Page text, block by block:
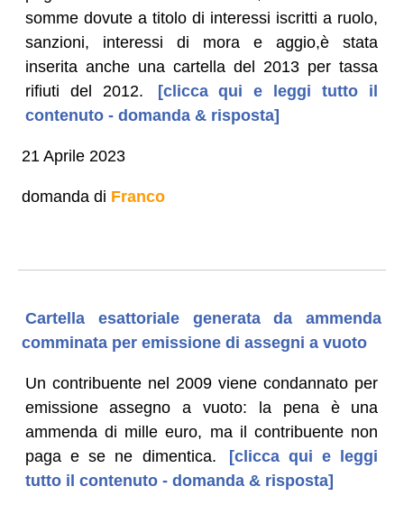
somme dovute a titolo di interessi iscritti a ruolo,
sanzioni, interessi di mora e aggio,è stata
inserita anche una cartella del 2013 per tassa
rifiuti del 2012.
[clicca qui e leggi tutto il
contenuto - domanda & risposta]
21 Aprile 2023
domanda di Franco
Cartella esattoriale generata da ammenda
comminata per emissione di assegni a vuoto
Un contribuente nel 2009 viene condannato per
emissione assegno a vuoto: la pena è una
ammenda di mille euro, ma il contribuente non
paga e se ne dimentica.
[clicca qui e leggi
tutto il contenuto - domanda & risposta]